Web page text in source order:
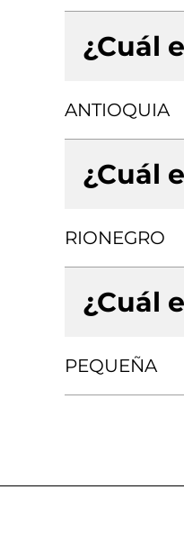
¿Cuál
ANTIOQUIA
¿Cuál
RIONEGRO
¿Cuál
PEQUEÑA